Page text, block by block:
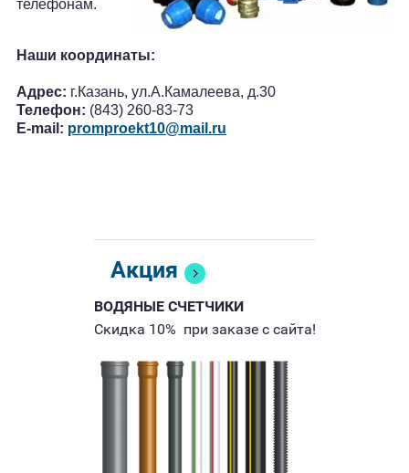
телефонам.
Наши координаты:
Адрес: г.Казань, ул.А.Камалеева, д.30
Телефон: (843) 260-83-73
E-mail: promproekt10@mail.ru
Акция
ВОДЯНЫЕ СЧЕТЧИКИ
Скидка 10% при заказе с сайта!